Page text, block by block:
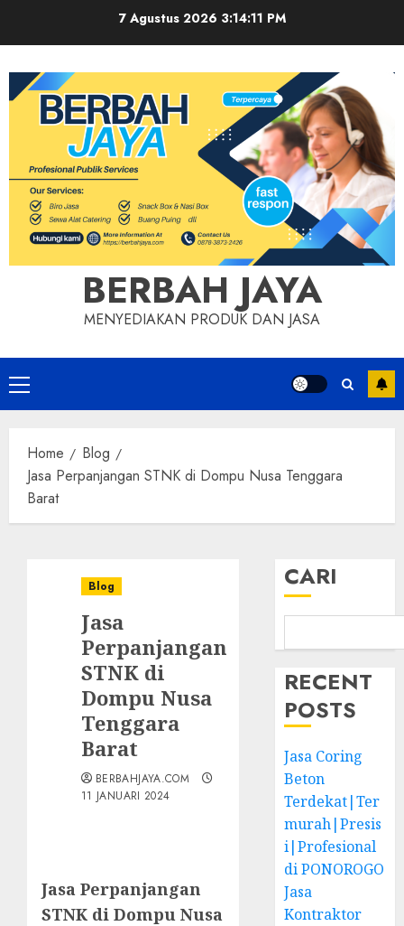
7 Agustus 2026 3:14:12 PM
BERBAH JAYA
MENYEDIAKAN PRODUK DAN JASA
Primary
Menu
Home
Blog
Jasa Perpanjangan STNK di Dompu Nusa Tenggara
Barat
Blog
Jasa
Perpanjangan
STNK di
Dompu Nusa
Tenggara
Barat
BERBAHJAYA.COM
11 JANUARI 2024
Jasa Perpanjangan
STNK di Dompu Nusa
CARI
RECENT
POSTS
Jasa Coring
Beton
Terdekat|Ter
murah|Presis
i|Profesional
di PONOROGO
Jasa
Kontraktor